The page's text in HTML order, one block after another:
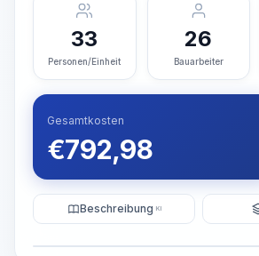
33
Personen/Einheit
26
Bauarbeiter
Gesamtkosten
€792,98
Beschreibung KI